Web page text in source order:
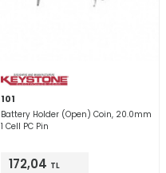
101
Battery Holder (Open) Coin, 20.0mm
1 Cell PC Pin
172,04 TL